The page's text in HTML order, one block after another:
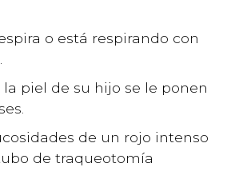
o está respirando con
la piel de su hijo se le ponen
de un rojo intenso
de traqueotomía